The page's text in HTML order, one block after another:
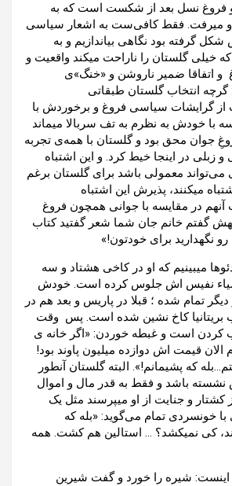
نسل بعد از شکست است که به
میرفت. فقط کافی‌ست به اشعار سیاسی
شکل گرفته بود نگاهی بیاندازیم و به
خیلی گلستان را ناراحت میکند واقعیت و
اتفاقا ضمیر ناروشن و «خنگ»ی
انتخاب گلستان طبقاتی
گرایشات سیاسی فروغ و برخوردش با
با خودش به نظرم به تف سربالا میماند
جوان محق بود ‌و گلستان با همه‌ی تجربه
زبلی در اینجا خیط کرد. و این اشتباه
می‌تواند معمولی باشد برای گلستان برغم
میکنند، پذیرش این اشتباه
در مقایسه با جوانی همچون فروغ
گفتم خانم جان شما شعر گفتید کتاب
نگهدارید برای خودتون!»
میبینیم که او در کاخی هشتاد و سه
اشیاء نفیس اش جلوس کرده است. خودش
تمام شده ؛ قبلا در پاریس و بعد هم در
بریتانیا کاخ نشین شده است. پس وقت
کردن است و غبطه خوردن: «اگر خانه ی
الان قیمت اش دوازده میلیون پاوند بود!
که پشیمانم!». البته گلستان آنطور
باشد و فقط به قدر مال و اموال
کشتار و جنایت از او میپرسند مثل یک
خونسردی تمام می‌گوید: «بله که
کی نمیکشد؟ … استالین هم کشت. همه
اینست: شیره را خورد و گفت شیرین